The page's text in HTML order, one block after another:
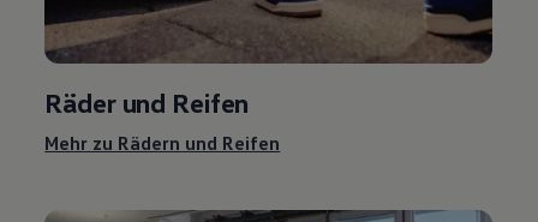
Räder und Reifen
Mehr zu Rädern und Reifen